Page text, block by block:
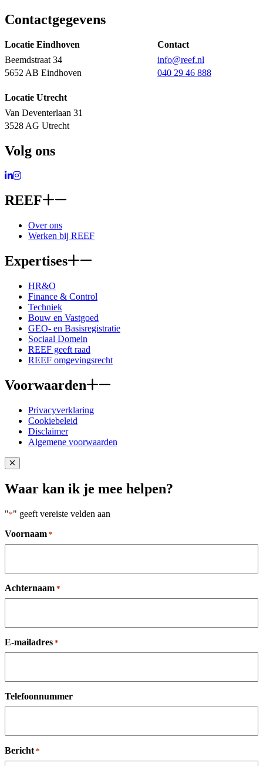
Contactgegevens
Locatie Eindhoven
Contact
Beemdstraat 34
info@reef.nl
5652 AB Eindhoven
040 29 46 888
Locatie Utrecht
Van Deventerlaan 31
3528 AG Utrecht
Volg ons
Ga naar LinkedIn
Ga naar Instagram
REEF
Over ons
Werken bij REEF
Expertises
HR&O
Finance & Control
Techniek
Bouw en Vastgoed
GEO- en Basisregistratie
Sociaal Domein
REEF geeft raad
REEF omgevingsrecht
Voorwaarden
Privacyverklaring
Cookiebeleid
Disclaimer
Algemene voorwaarden
Close popup
Waar kan ik je mee helpen?
"*" geeft vereiste velden aan
Voornaam *
Achternaam *
E-mailadres *
Telefoonnummer
Bericht *